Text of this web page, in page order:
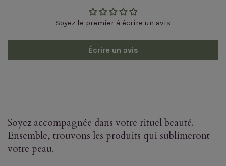
Soyez le premier à écrire un avis
Écrire un avis
Soyez accompagnée dans votre rituel beauté.
Ensemble, trouvons les produits qui sublimeront
votre peau.